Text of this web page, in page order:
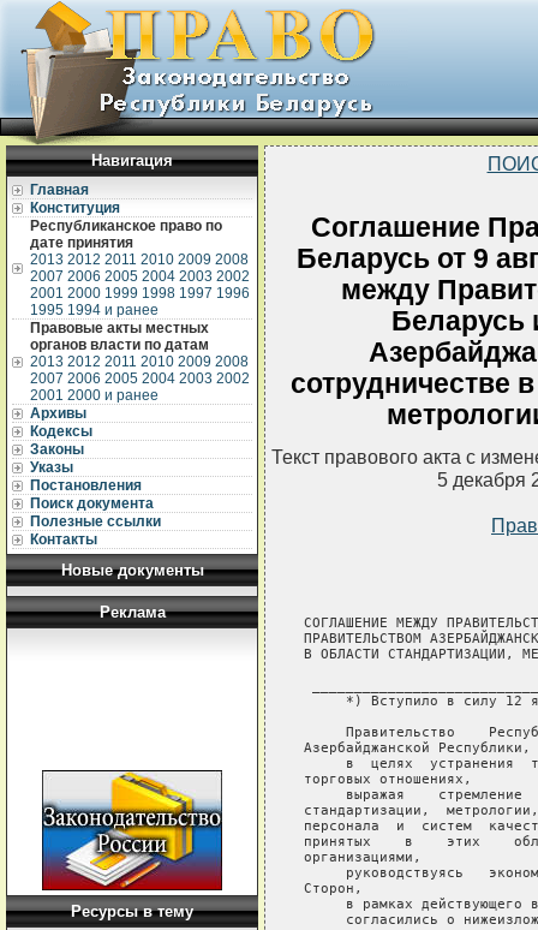
Навигация
Главная
Конституция
Республиканское право по
дате принятия
2013 2012 2011 2010 2009 2008
2007 2006 2005 2004 2003 2002
2001 2000 1999 1998 1997 1996
1995 1994 и ранее
Правовые акты местных
органов власти по датам
2013 2012 2011 2010 2009 2008
2007 2006 2005 2004 2003 2002
2001 2000 и ранее
Архивы
Кодексы
Законы
Указы
Постановления
Поиск документа
Полезные ссылки
Контакты
Новые документы
Реклама
Ресурсы в тему
Соглашение
Беларусь от 9
между
Беларусь
сотрудничестве
Текст правового акта с
5 декабря
СОГЛАШЕНИЕ МЕЖДУ
ПРАВИТЕЛЬСТВОМ
В ОБЛАСТИ СТАНДАРТИЗАЦИИ,
*) Вступило в силу 12
Правительство
Азербайджанской
в  целях  устранения
торговых отношениях,
выражая    стремление
стандартизации,
персонала  и  систем
принятых    в    этих
организациями,
руководствуясь
Сторон,
в рамках действующего
согласились о